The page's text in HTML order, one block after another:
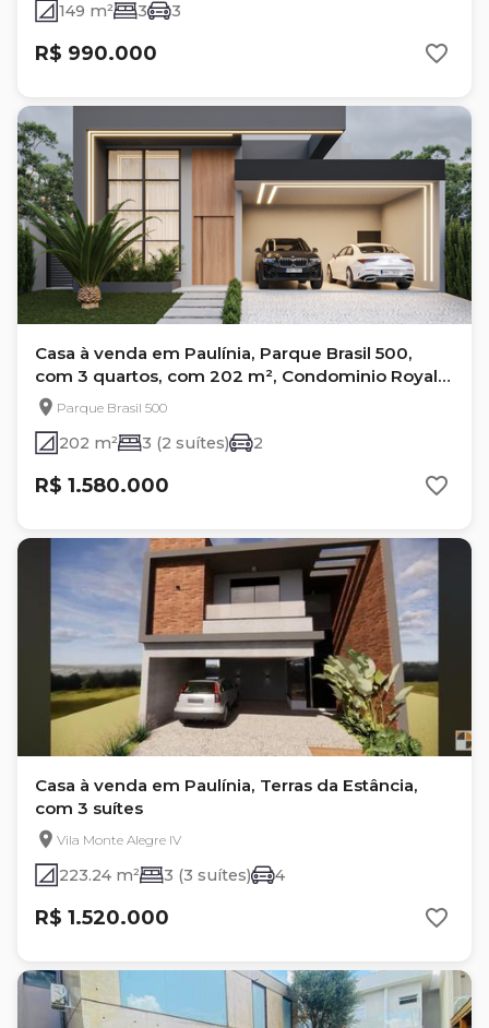
149 m² 3 3
R$ 990.000
Casa à venda em Paulínia, Parque Brasil 500,
com 3 quartos, com 202 m², Condominio Royal
Garden
Parque Brasil 500
202 m² 3 (2 suítes) 2
R$ 1.580.000
Casa à venda em Paulínia, Terras da Estância,
com 3 suítes
Vila Monte Alegre IV
223.24 m² 3 (3 suítes) 4
R$ 1.520.000